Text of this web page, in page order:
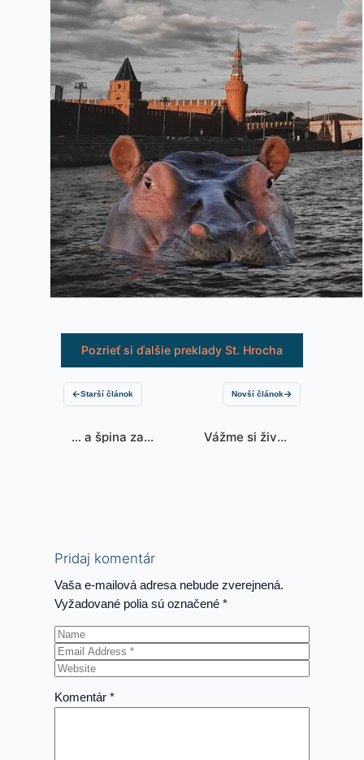
Pozrieť si ďalšie preklady St. Hrocha
Starší článok
… a špina za
Novší článok
Vážme si život,
Pridaj komentár
Vaša e-mailová adresa nebude zverejnená.
Vyžadované polia sú označené*
Komentár*